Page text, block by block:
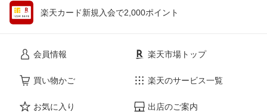
楽天カード新規入会で2,000ポイント
会員情報
買い物かご
お気に入り
楽天市場トップ
楽天のサービス一覧
出店のご案内